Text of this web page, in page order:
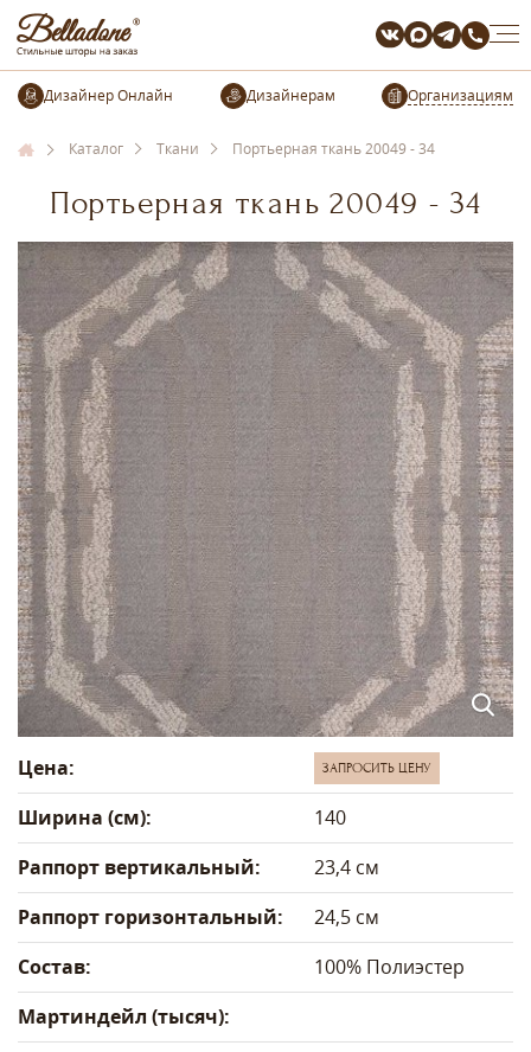
Организациям
Каталог Ткани Портьерная ткань 20049 - 34
Портьерная ткань 20049 - 34
Цена: ЗАПРОСИТЬ ЦЕНУ
Ширина (см):
140
Раппорт вертикальный:
23,4 см
Раппорт горизонтальный:
24,5 см
Состав:
100% Полиэстер
Мартиндейл (тысяч):